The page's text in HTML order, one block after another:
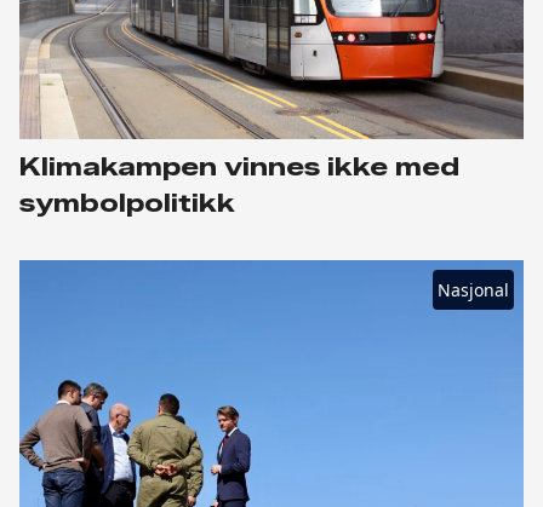
Klimakampen vinnes ikke med
symbolpolitikk
Nasjonal